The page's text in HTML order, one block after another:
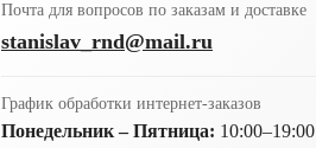
Почта для вопросов по заказам и доставке
stanislav_rnd@mail.ru
График обработки интернет-заказов
Понедельник – Пятница: 10:00–19:00